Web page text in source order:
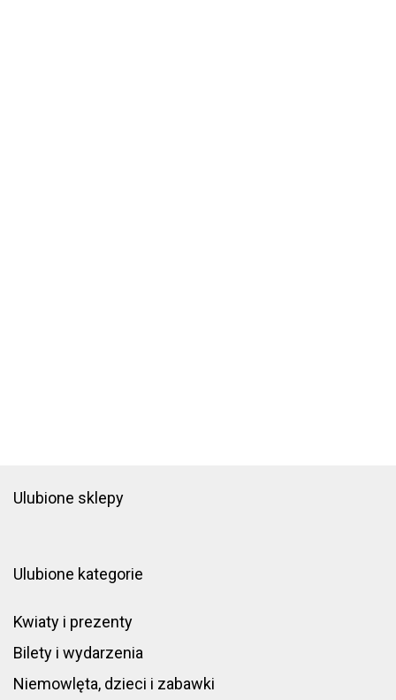
Ulubione sklepy
Ulubione kategorie
Kwiaty i prezenty
Bilety i wydarzenia
Niemowlęta, dzieci i zabawki